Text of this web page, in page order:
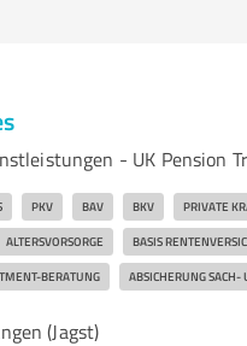
- UK Pension
PKV BAV BKV PRIVATE
ALTERSVORSORGE BASIS
BERATUNG ABSICHERUNG SACH-
(Jagst)